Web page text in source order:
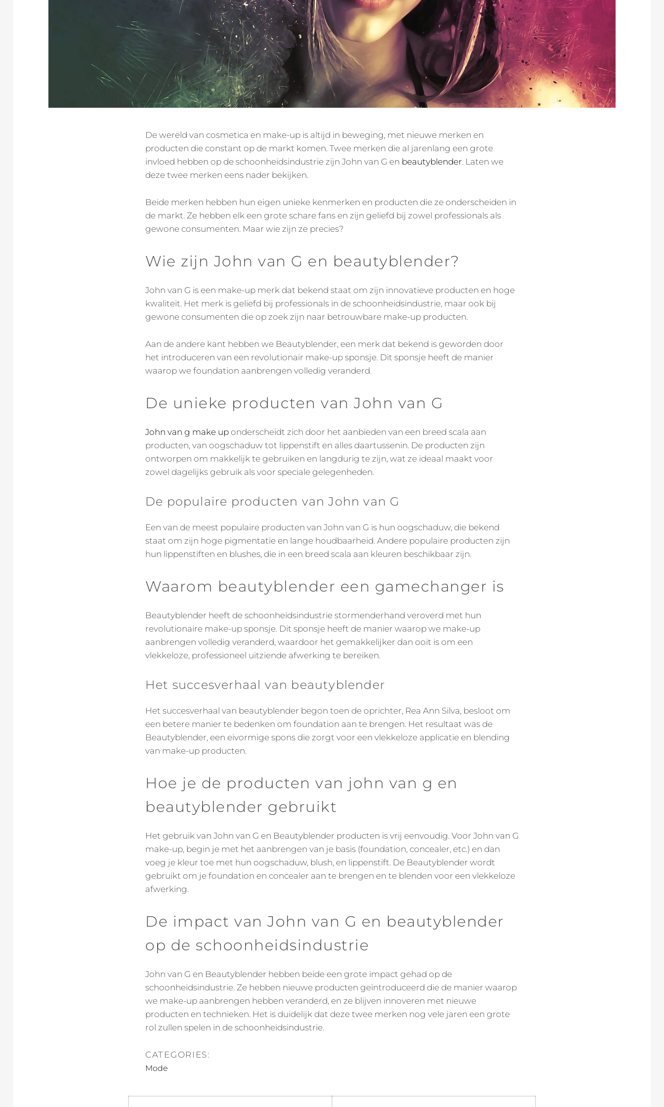
De wereld van cosmetica en make-up is altijd in beweging, met nieuwe merken en
producten die constant op de markt komen. Twee merken die al jarenlang een grote
invloed hebben op de schoonheidsindustrie zijn John van G en beautyblender. Laten we
deze twee merken eens nader bekijken.
Beide merken hebben hun eigen unieke kenmerken en producten die ze onderscheiden in
de markt. Ze hebben elk een grote schare fans en zijn geliefd bij zowel professionals als
gewone consumenten. Maar wie zijn ze precies?
Wie zijn John van G en beautyblender?
John van G is een make-up merk dat bekend staat om zijn innovatieve producten en hoge
kwaliteit. Het merk is geliefd bij professionals in de schoonheidsindustrie, maar ook bij
gewone consumenten die op zoek zijn naar betrouwbare make-up producten.
Aan de andere kant hebben we Beautyblender, een merk dat bekend is geworden door
het introduceren van een revolutionair make-up sponsje. Dit sponsje heeft de manier
waarop we foundation aanbrengen volledig veranderd.
De unieke producten van John van G
John van g make up onderscheidt zich door het aanbieden van een breed scala aan
producten, van oogschaduw tot lippenstift en alles daartussenin. De producten zijn
ontworpen om makkelijk te gebruiken en langdurig te zijn, wat ze ideaal maakt voor
zowel dagelijks gebruik als voor speciale gelegenheden.
De populaire producten van John van G
Een van de meest populaire producten van John van G is hun oogschaduw, die bekend
staat om zijn hoge pigmentatie en lange houdbaarheid. Andere populaire producten zijn
hun lippenstiften en blushes, die in een breed scala aan kleuren beschikbaar zijn.
Waarom beautyblender een gamechanger is
Beautyblender heeft de schoonheidsindustrie stormenderhand veroverd met hun
revolutionaire make-up sponsje. Dit sponsje heeft de manier waarop we make-up
aanbrengen volledig veranderd, waardoor het gemakkelijker dan ooit is om een
vlekkeloze, professioneel uitziende afwerking te bereiken.
Het succesverhaal van beautyblender
Het succesverhaal van beautyblender begon toen de oprichter, Rea Ann Silva, besloot om
een betere manier te bedenken om foundation aan te brengen. Het resultaat was de
Beautyblender, een eivormige spons die zorgt voor een vlekkeloze applicatie en blending
van make-up producten.
Hoe je de producten van john van g en
beautyblender gebruikt
Het gebruik van John van G en Beautyblender producten is vrij eenvoudig. Voor John van G
make-up, begin je met het aanbrengen van je basis (foundation, concealer, etc.) en dan
voeg je kleur toe met hun oogschaduw, blush, en lippenstift. De Beautyblender wordt
gebruikt om je foundation en concealer aan te brengen en te blenden voor een vlekkeloze
afwerking.
De impact van John van G en beautyblender
op de schoonheidsindustrie
John van G en Beautyblender hebben beide een grote impact gehad op de
schoonheidsindustrie. Ze hebben nieuwe producten geïntroduceerd die de manier waarop
we make-up aanbrengen hebben veranderd, en ze blijven innoveren met nieuwe
producten en technieken. Het is duidelijk dat deze twee merken nog vele jaren een grote
rol zullen spelen in de schoonheidsindustrie.
CATEGORIES:
Mode